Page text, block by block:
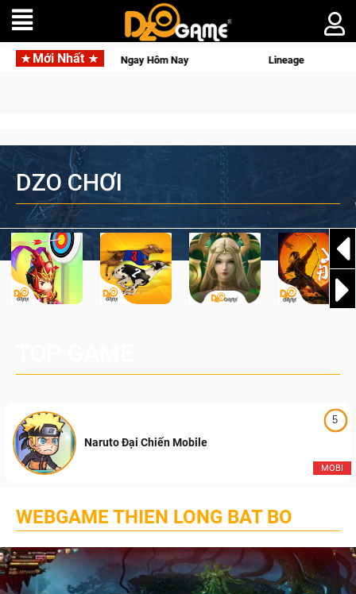
Mới Nhất
Nay Lineage W – Quyền lực và tài phú sẽ về tay kẻ đoạt
DZO CHƠI
5
MOBI
Naruto Đại Chiến Mobile
WEBGAME THIEN LONG BAT BO